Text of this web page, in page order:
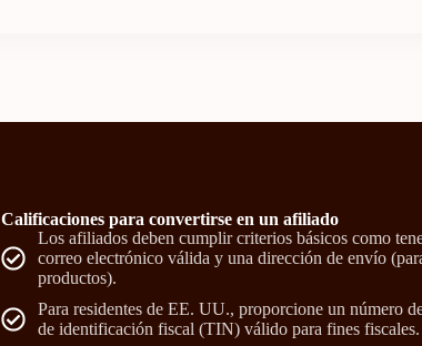
Calificaciones para convertirse en un afiliado
Los afiliados deben cumplir criterios básicos como
correo electrónico válida y una dirección de envío
productos).
Para residentes de EE. UU., proporcione un número
de identificación fiscal (TIN) válido para fines fiscales.